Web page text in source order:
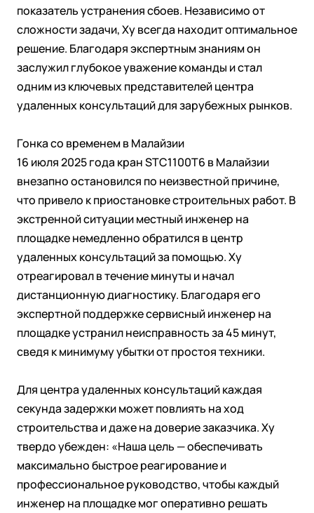
показатель устранения сбоев. Независимо от
сложности задачи, Ху всегда находит оптимальное
решение. Благодаря экспертным знаниям он
заслужил глубокое уважение команды и стал
одним из ключевых представителей центра
удаленных консультаций для зарубежных рынков.
Гонка со временем в Малайзии
16 июля 2025 года кран STC1100T6 в Малайзии
внезапно остановился по неизвестной причине,
что привело к приостановке строительных работ. В
экстренной ситуации местный инженер на
площадке немедленно обратился в центр
удаленных консультаций за помощью. Ху
отреагировал в течение минуты и начал
дистанционную диагностику. Благодаря его
экспертной поддержке сервисный инженер на
площадке устранил неисправность за 45 минут,
сведя к минимуму убытки от простоя техники.
Для центра удаленных консультаций каждая
секунда задержки может повлиять на ход
строительства и даже на доверие заказчика. Ху
твердо убежден: «Наша цель — обеспечивать
максимально быстрое реагирование и
профессиональное руководство, чтобы каждый
инженер на площадке мог оперативно решать